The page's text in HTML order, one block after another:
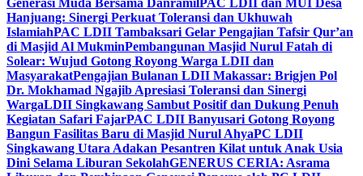
Generasi Muda Bersama DanramilPAC LDII dan MUI Desa
Hanjuang: Sinergi Perkuat Toleransi dan Ukhuwah
IslamiahPAC LDII Tambaksari Gelar Pengajian Tafsir Qur’an
di Masjid Al MukminPembangunan Masjid Nurul Fatah di
Solear: Wujud Gotong Royong Warga LDII dan
MasyarakatPengajian Bulanan LDII Makassar: Brigjen Pol
Dr. Mokhamad Ngajib Apresiasi Toleransi dan Sinergi
WargaLDII Singkawang Sambut Positif dan Dukung Penuh
Kegiatan Safari FajarPAC LDII Banyusari Gotong Royong
Bangun Fasilitas Baru di Masjid Nurul AhyaPC LDII
Singkawang Utara Adakan Pesantren Kilat untuk Anak Usia
Dini Selama Liburan SekolahGENERUS CERIA: Asrama